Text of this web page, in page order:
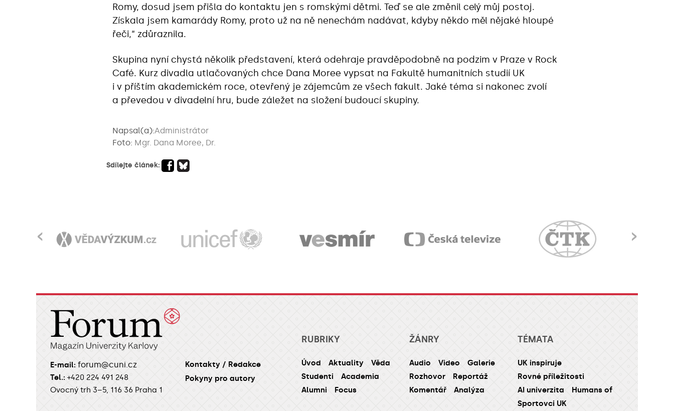
Romy, dosud jsem přišla do kontaktu jen s romskými dětmi. Teď se ale změnil celý můj postoj.
Získala jsem kamarády Romy, proto už na ně nenechám nadávat, kdyby někdo měl nějaké hloupé
řeči,“ zdůraznila.
Skupina nyní chystá několik představení, která odehraje pravděpodobně na podzim v Praze v Rock
Café. Kurz divadla utlačovaných chce Dana Moree vypsat na Fakultě humanitních studií UK
i v příštím akademickém roce, otevřený je zájemcům ze všech fakult. Jaké téma si nakonec zvolí
a převedou v divadelní hru, bude záležet na složení budoucí skupiny.
Napsal(a):Administrátor
Foto: Mgr. Dana Moree, Dr.
Sdílejte článek:
›
‹
E-mail: forum@cuni.cz
Tel.: +420 224 491 248
Ovocný trh 3–5, 116 36 Praha 1
Kontakty / Redakce
Pokyny pro autory
RUBRIKY
Úvod Aktuality
Věda
Studenti
Academia
Alumni
Focus
ŽÁNRY
Audio Video
Galerie
Rozhovor
Reportáž
Komentář
Analýza
TÉMATA
UK inspiruje
Rovné příležitosti
AI univerzita
Humans of
Sportovci UK